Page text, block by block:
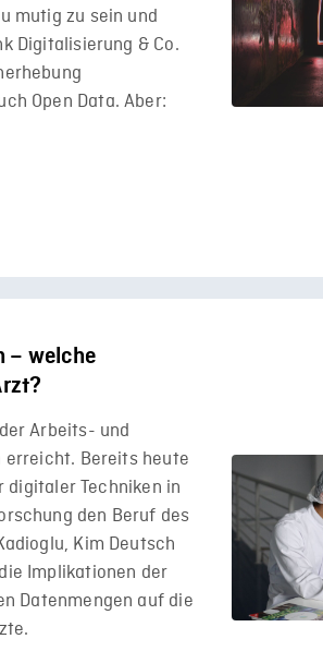
mutig zu sein und
Digitalisierung & Co.
Open Data. Aber:
– welche
Arbeits- und
erreicht. Bereits heute
Techniken in
den Beruf des
Kim Deutsch
Implikationen der
Datenmengen auf die